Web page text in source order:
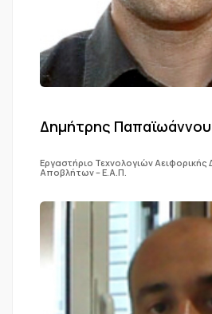
Δημήτρης Παπαϊωάννου
Εργαστήριο Τεχνολογιών Αειφορικής
Αποβλήτων – Ε.Α.Π.